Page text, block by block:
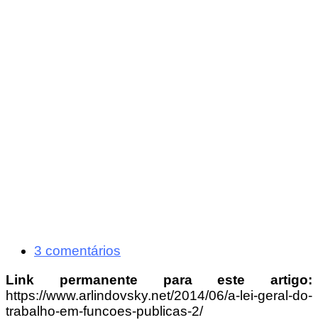
3 comentários
Link permanente para este artigo:
https://www.arlindovsky.net/2014/06/a-lei-geral-do-
trabalho-em-funcoes-publicas-2/